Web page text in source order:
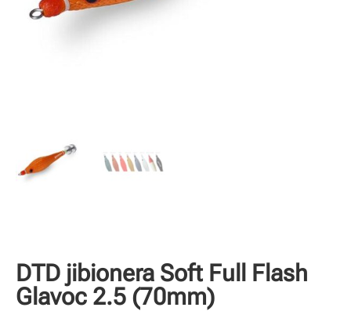
DTD jibionera Soft Full Flash
Glavoc 2.5 (70mm)